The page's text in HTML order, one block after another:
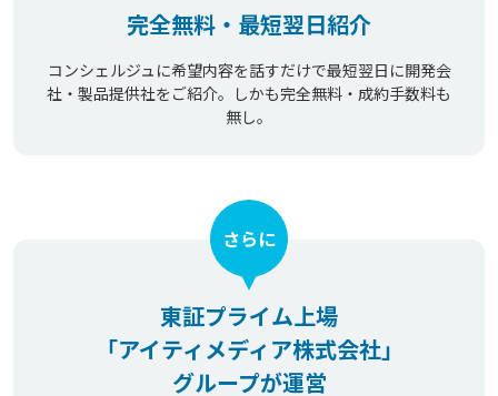
完全無料・最短翌日紹介
コンシェルジュに希望内容を話すだけで最短翌日に開発会
社・製品提供社をご紹介。しかも完全無料・成約手数料も
無し。
東証プライム上場
「アイティメディア株式会社」
グループが運営
さらに